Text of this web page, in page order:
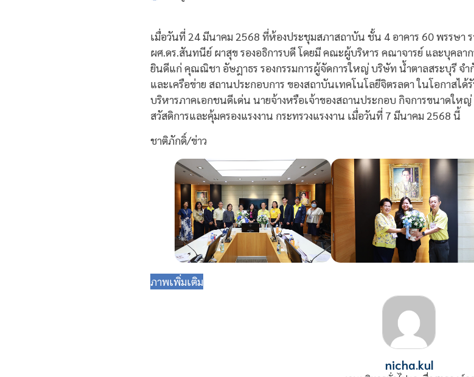
เมื่อวันที่ 24 มีนาคม 2568 ที่ห้องประชุมสภาสถาบัน ชั้น 4 อาคาร 60 พรรษา
ผศ.ดร.สันทนีย์ ผาสุข รองอธิการบดี โดยมี คณะผู้บริหาร คณาจารย์ และบุคลา
ยินดีแก่ คุณณิชา อัษฎาธร รองกรรมการผู้จัดการใหญ่ บริษัท น้ำตาลสระบุรี จำ
และเครือข่าย สถานประกอบการ ของสถาบันเทคโนโลยีจิตรลดา ในโอกาสไ
บริหารภาคเอกชนดีเด่น นายจ้างหรือเจ้าของสถานประกอบ กิจการขนาดให
สวัสดิการและคุ้มครองแรงงาน กระทรวงแรงงาน เมื่อวันที่ 7 มีนาคม 2568 นี้
ชาติภักดิ์/ข่าว
ภาพเพิ่มเติม
nicha.kul